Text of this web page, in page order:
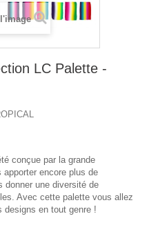
LC Palette -
conçue par la grande
apporter encore plus de
donner une diversité de
Avec cette palette vous allez
designs en tout genre !